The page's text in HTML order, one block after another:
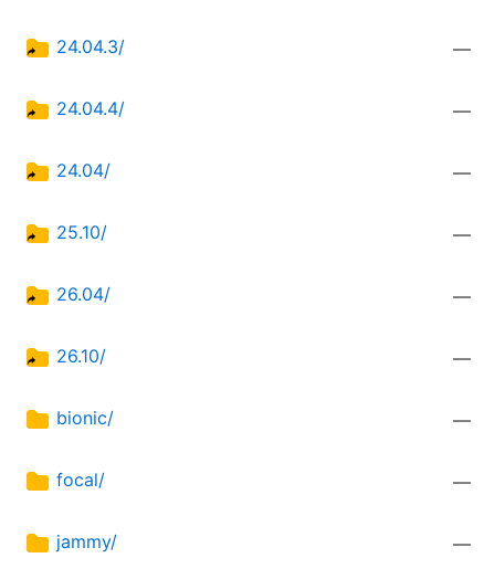
24.04.3/ —
24.04.4/ —
24.04/ —
25.10/ —
26.04/ —
26.10/ —
bionic/ —
focal/ —
jammy/ —